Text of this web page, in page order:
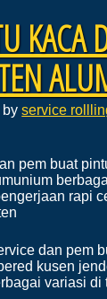
KACA
byservice
pem buat
rapi
dan pem
kusen
variasi di